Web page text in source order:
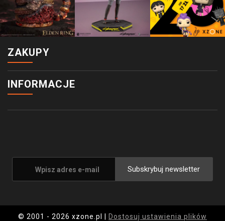
ZAKUPY
INFORMACJE
Subskrybuj newsletter
© 2001 - 2026 xzone.pl | Dostosuj ustawienia plików